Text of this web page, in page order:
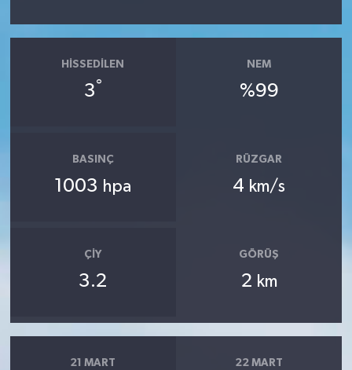
HISSEDILEN
3°
NEM
%99
BASINÇ
1003 hpa
RÜZGAR
4 km/s
ÇIY
3.2
GÖRÜŞ
2 km
21 MART 22 MART